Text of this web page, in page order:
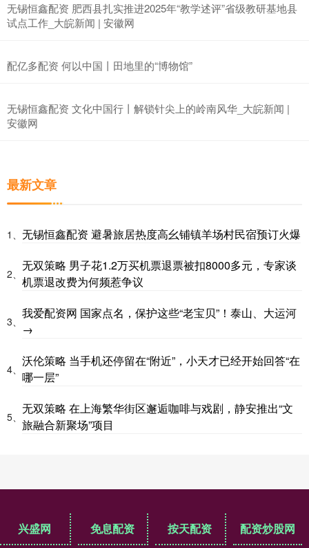
无锡恒鑫配资 肥西县扎实推进2025年“教学述评”省级教研基地县
试点工作_大皖新闻 | 安徽网
配亿多配资 何以中国丨田地里的“博物馆”
无锡恒鑫配资 文化中国行丨解锁针尖上的岭南风华_大皖新闻 |
安徽网
最新文章
1、 无锡恒鑫配资 避暑旅居热度高幺铺镇羊场村民宿预订火爆
2、
无双策略 男子花1.2万买机票退票被扣8000多元，专家谈
机票退改费为何频惹争议
3、
我爱配资网 国家点名，保护这些“老宝贝”！泰山、大运河
→
4、
沃伦策略 当手机还停留在“附近”，小天才已经开始回答“在
哪一层”
5、
无双策略 在上海繁华街区邂逅咖啡与戏剧，静安推出“文
旅融合新聚场”项目
兴盛网 免息配资 按天配资 配资炒股网